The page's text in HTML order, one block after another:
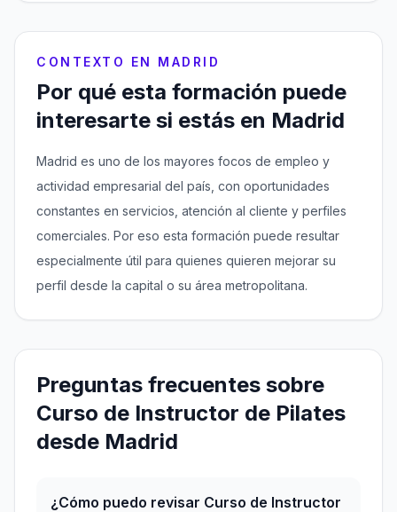
CONTEXTO EN MADRID
Por qué esta formación puede
interesarte si estás en Madrid
Madrid es uno de los mayores focos de empleo y
actividad empresarial del país, con oportunidades
constantes en servicios, atención al cliente y perfiles
comerciales. Por eso esta formación puede resultar
especialmente útil para quienes quieren mejorar su
perfil desde la capital o su área metropolitana.
Preguntas frecuentes sobre
Curso de Instructor de Pilates
desde Madrid
¿Cómo puedo revisar Curso de Instructor